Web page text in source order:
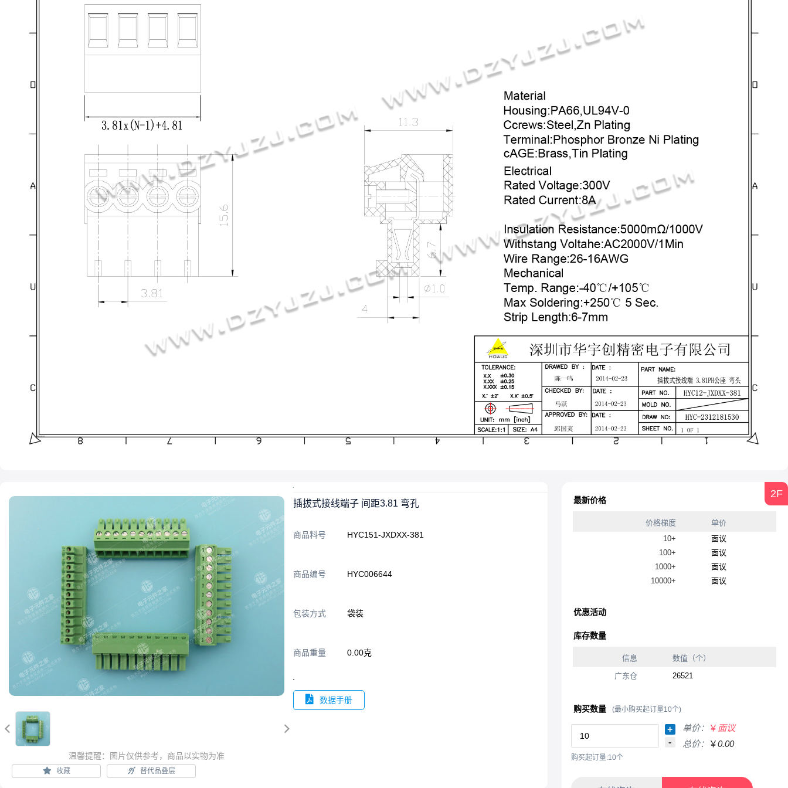
 
温馨提醒：图片仅供参考，商品以实物为准
收藏 替代品叠层
插拔式接线端子 间距3.81 弯孔
商品料号 HYC151-JXDXX-381
商品编号 HYC006644
包装方式 袋装
商品重量 0.00克
数据手册
2F
最新价格
价格梯度
单价
10+
面议
100+
面议
1000+
面议
10000+
面议
优惠活动
库存数量
信息
数值（个）
广东仓
26521
购买数量 (最小购买起订量10个)
+
-
单价： ￥ 面议
总价：
￥0.00
购买起订量:10个